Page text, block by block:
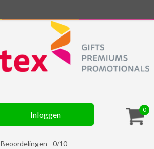
0
Inloggen
Beoordelingen -0/10